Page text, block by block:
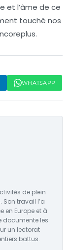
et l’âme de ce
touché nos
WHATSAPP
de plein
Son travail l’a
en Europe et à
documente les
un lectorat
battus.